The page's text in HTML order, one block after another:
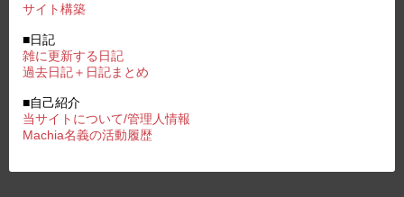
サイト構築
■日記
雑に更新する日記
過去日記＋日記まとめ
■自己紹介
当サイトについて/管理人情報
Machia名義の活動履歴